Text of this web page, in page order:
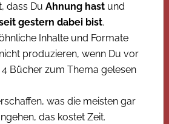
dass Du Ahnung hast und
gestern dabei bist.
Inhalte und Formate
produzieren, wenn Du vor
Bücher zum Thema gelesen
was die meisten gar
das kostet Zeit.